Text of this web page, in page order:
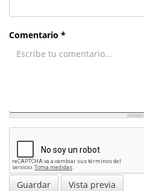
Comentario *
Guardar Vista previa